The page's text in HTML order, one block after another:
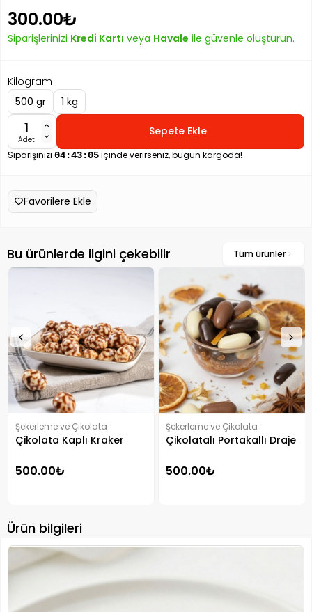
300.00₺
Siparişlerinizi Kredi Kartı veya Havale ile güvenle oluşturun.
Kilogram
500 gr
1 kg
Adet
Sepete Ekle
Siparişinizi 04:43:04içinde verirseniz, bugün kargoda!
Favorilere Ekle
Bu ürünlerde ilgini çekebilir Tüm ürünler
Şekerleme ve Çikolata
Çikolata Kaplı Kraker
500.00₺
Şekerleme ve Çikolata
Çikolatalı Portakallı Draje
500.00₺
Ürün bilgileri